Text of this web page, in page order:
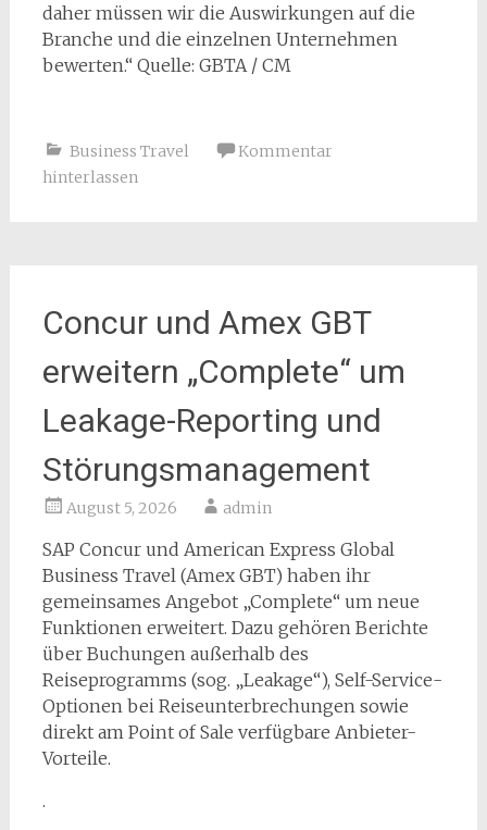
daher müssen wir die Auswirkungen auf die
Branche und die einzelnen Unternehmen
bewerten.“ Quelle: GBTA / CM
Business Travel
Kommentar
hinterlassen
Concur und Amex GBT
erweitern „Complete“ um
Leakage-Reporting und
Störungsmanagement
August 5, 2026 admin
SAP Concur und American Express Global
Business Travel (Amex GBT) haben ihr
gemeinsames Angebot „Complete“ um neue
Funktionen erweitert. Dazu gehören Berichte
über Buchungen außerhalb des
Reiseprogramms (sog. „Leakage“), Self-Service-
Optionen bei Reiseunterbrechungen sowie
direkt am Point of Sale verfügbare Anbieter-
Vorteile.
.